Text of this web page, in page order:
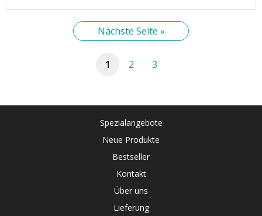
Nächste Seite »
1 2 3
Spezialangebote
Neue Produkte
Bestseller
Kontakt
Über uns
Lieferung